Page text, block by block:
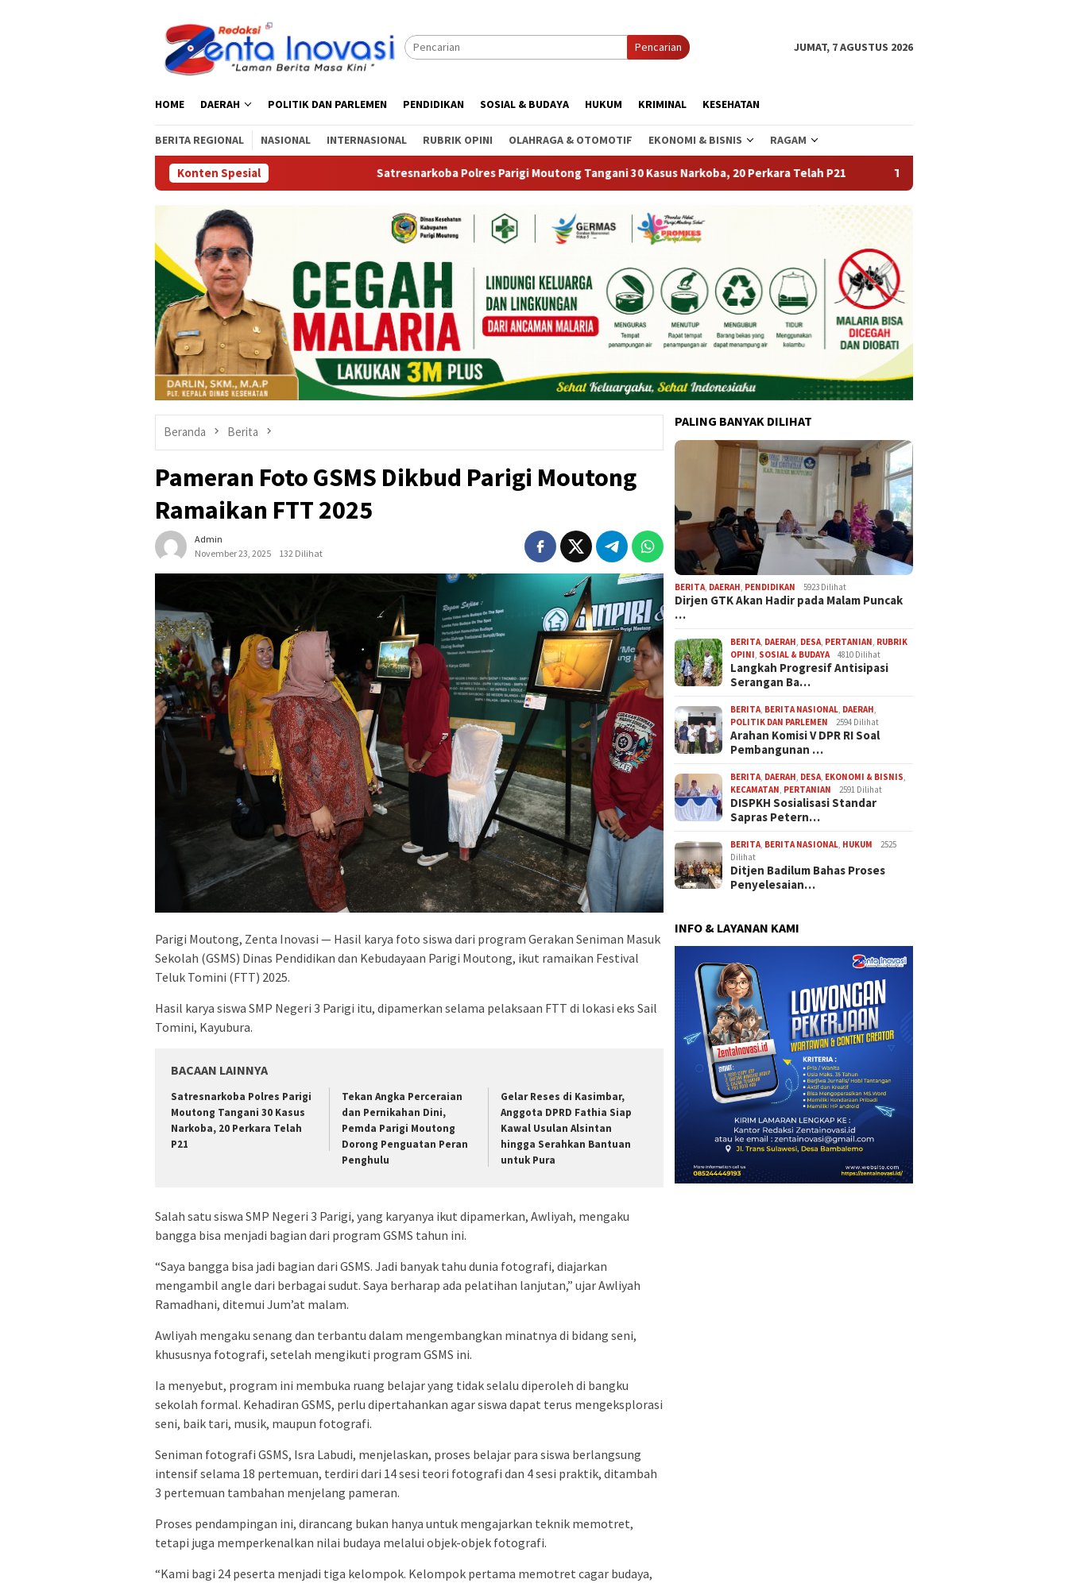
Pencarian JUMAT, 7 AGUSTUS 2026
HOME DAERAH POLITIK DAN PARLEMEN PENDIDIKAN SOSIAL & BUDAYA HUKUM KRIMINAL KESEHATAN
BERITA REGIONAL NASIONAL INTERNASIONAL RUBRIK OPINI OLAHRAGA & OTOMOTIF EKONOMI & BISNIS RAGAM
Konten SpesialSatresnarkoba Polres Parigi Moutong Tangani 30 Kasus Narkoba, 20 Perkara Telah P21 Tekan Angka Perceraian dan Pernikahan Dini,
Beranda Berita
Pameran Foto GSMS Dikbud Parigi Moutong
Ramaikan FTT 2025
Admin
November 23, 2025
132 Dilihat
Parigi Moutong, Zenta Inovasi — Hasil karya foto siswa dari program Gerakan Seniman Masuk
Sekolah (GSMS) Dinas Pendidikan dan Kebudayaan Parigi Moutong, ikut ramaikan Festival
Teluk Tomini (FTT) 2025.
Hasil karya siswa SMP Negeri 3 Parigi itu, dipamerkan selama pelaksaan FTT di lokasi eks Sail
Tomini, Kayubura.
BACAAN LAINNYA
Satresnarkoba Polres Parigi
Moutong Tangani 30 Kasus
Narkoba, 20 Perkara Telah
P21
Tekan Angka Perceraian
dan Pernikahan Dini,
Pemda Parigi Moutong
Dorong Penguatan Peran
Penghulu
Gelar Reses di Kasimbar,
Anggota DPRD Fathia Siap
Kawal Usulan Alsintan
hingga Serahkan Bantuan
untuk Pura
Salah satu siswa SMP Negeri 3 Parigi, yang karyanya ikut dipamerkan, Awliyah, mengaku
bangga bisa menjadi bagian dari program GSMS tahun ini.
“Saya bangga bisa jadi bagian dari GSMS. Jadi banyak tahu dunia fotografi, diajarkan
mengambil angle dari berbagai sudut. Saya berharap ada pelatihan lanjutan,” ujar Awliyah
Ramadhani, ditemui Jum’at malam.
Awliyah mengaku senang dan terbantu dalam mengembangkan minatnya di bidang seni,
khususnya fotografi, setelah mengikuti program GSMS ini.
Ia menyebut, program ini membuka ruang belajar yang tidak selalu diperoleh di bangku
sekolah formal. Kehadiran GSMS, perlu dipertahankan agar siswa dapat terus mengeksplorasi
seni, baik tari, musik, maupun fotografi.
Seniman fotografi GSMS, Isra Labudi, menjelaskan, proses belajar para siswa berlangsung
intensif selama 18 pertemuan, terdiri dari 14 sesi teori fotografi dan 4 sesi praktik, ditambah
3 pertemuan tambahan menjelang pameran.
Proses pendampingan ini, dirancang bukan hanya untuk mengajarkan teknik memotret,
tetapi juga memperkenalkan nilai budaya melalui objek-objek fotografi.
“Kami bagi 24 peserta menjadi tiga kelompok. Kelompok pertama memotret cagar budaya,
PALING BANYAK DILIHAT
BERITA DAERAH PENDIDIKAN 5923 Dilihat
Dirjen GTK Akan Hadir pada Malam Puncak
…
BERITA DAERAH DESA PERTANIAN RUBRIK
OPINI SOSIAL & BUDAYA 4810 Dilihat
Langkah Progresif Antisipasi
Serangan Ba…
BERITA BERITA NASIONAL DAERAH
POLITIK DAN PARLEMEN
2594 Dilihat
Arahan Komisi V DPR RI Soal
Pembangunan …
BERITA DAERAH DESA EKONOMI & BISNIS
KECAMATAN PERTANIAN 2591 Dilihat
DISPKH Sosialisasi Standar
Sapras Petern…
BERITA BERITA NASIONAL HUKUM
2525
Dilihat
Ditjen Badilum Bahas Proses
Penyelesaian…
INFO & LAYANAN KAMI